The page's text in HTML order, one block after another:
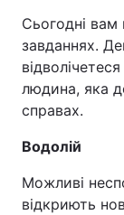
Сьогодні вам
завданнях.
людина, яка
справах.
Водолій
Можливі
відкриють